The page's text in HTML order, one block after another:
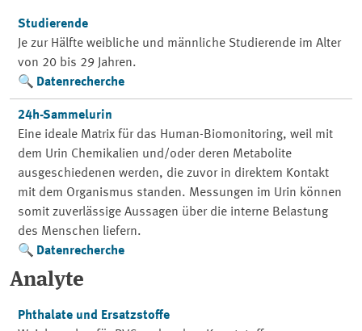
Studierende
Je zur Hälfte weibliche und männliche Studierende im Alter
von 20 bis 29 Jahren.
Datenrecherche
24h-Sammelurin
Eine ideale Matrix für das Human-Biomonitoring, weil mit
dem Urin Chemikalien und/oder deren Metabolite
ausgeschiedenen werden, die zuvor in direktem Kontakt
mit dem Organismus standen. Messungen im Urin können
somit zuverlässige Aussagen über die interne Belastung
des Menschen liefern.
Datenrecherche
Analyte
Phthalate und Ersatzstoffe